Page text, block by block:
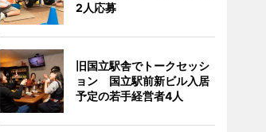
2人応募
旧国立駅舎でトークセッシ
ョン 国立駅前新ビル入居
予定の若手経営者4人